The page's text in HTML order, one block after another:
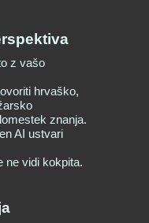
z vašo
hrvaško,
znanja.
AI ustvari
ne vidi kokpita.